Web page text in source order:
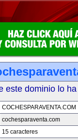
este dominio lo
COCHESPARAVENTA.COM
cochesparaventa.com
15 caracteres